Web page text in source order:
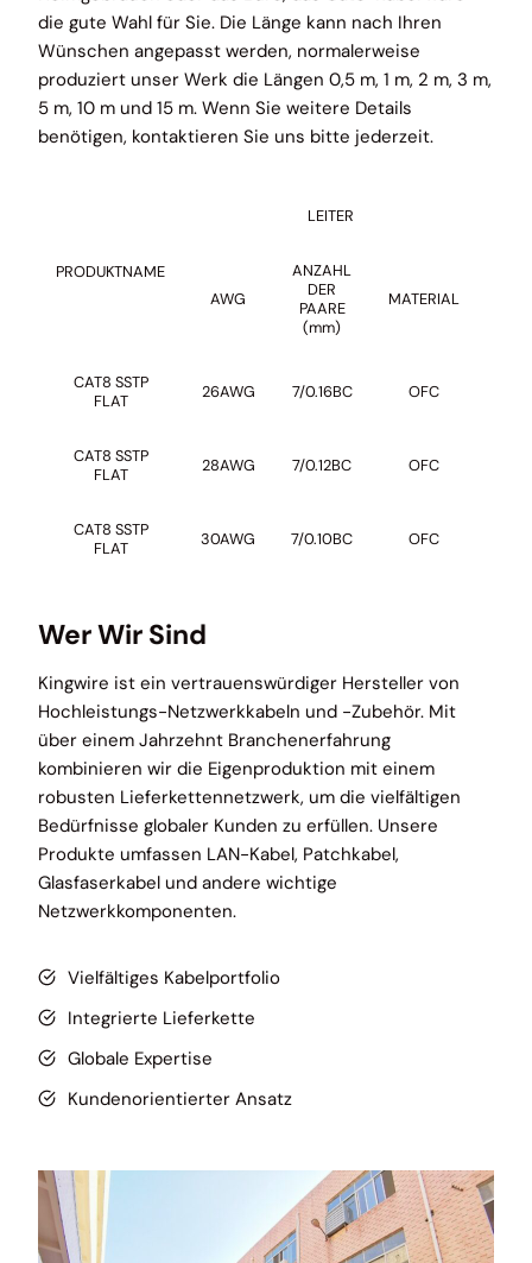
die gute Wahl für Sie. Die Länge kann nach Ihren
Wünschen angepasst werden, normalerweise
produziert unser Werk die Längen 0,5 m, 1 m, 2 m, 3 m,
5 m, 10 m und 15 m. Wenn Sie weitere Details
benötigen, kontaktieren Sie uns bitte jederzeit.
PRODUKTNAME
LEITER
AWG
ANZAHL
DER
PAARE
(mm)
MATERIAL
CAT8 SSTP
FLAT
26AWG 7/0.16BC OFC
CAT8 SSTP
FLAT
28AWG 7/0.12BC OFC
CAT8 SSTP
FLAT
30AWG 7/0.10BC OFC
Wer Wir Sind
Kingwire ist ein vertrauenswürdiger Hersteller von
Hochleistungs-Netzwerkkabeln und -Zubehör. Mit
über einem Jahrzehnt Branchenerfahrung
kombinieren wir die Eigenproduktion mit einem
robusten Lieferkettennetzwerk, um die vielfältigen
Bedürfnisse globaler Kunden zu erfüllen. Unsere
Produkte umfassen LAN-Kabel, Patchkabel,
Glasfaserkabel und andere wichtige
Netzwerkkomponenten.
Vielfältiges Kabelportfolio
Integrierte Lieferkette
Globale Expertise
Kundenorientierter Ansatz